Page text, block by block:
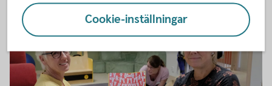
Cookie-inställningar